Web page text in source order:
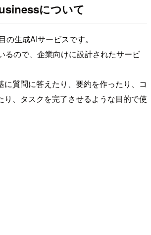
について
の生成AIサービスです。
るので、企業向けに設計されたサービ
に質問に答えたり、要約を作ったり、コ
り、タスクを完了させるような目的で使